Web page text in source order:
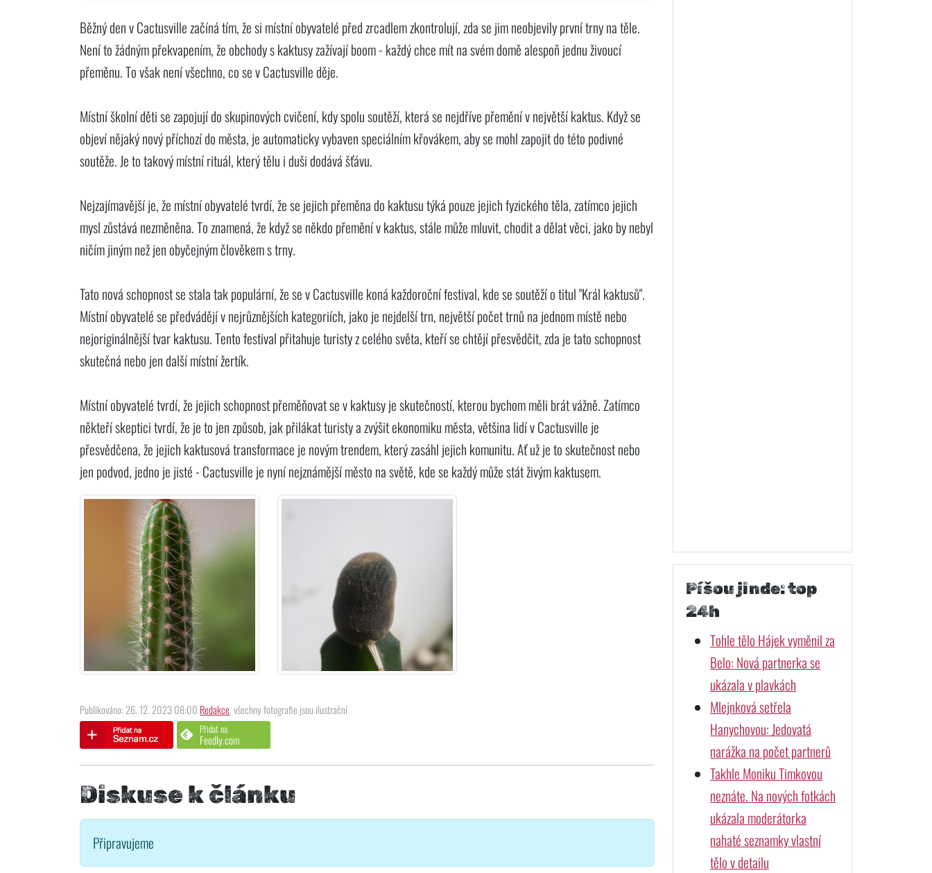
Běžný den v Cactusville začíná tím, že si místní obyvatelé před zrcadlem zkontrolují, zda se jim neobjevily první trny na těle.
Není to žádným překvapením, že obchody s kaktusy zažívají boom - každý chce mít na svém domě alespoň jednu živoucí
přeměnu. To však není všechno, co se v Cactusville děje.
Místní školní děti se zapojují do skupinových cvičení, kdy spolu soutěží, která se nejdříve přemění v největší kaktus. Když se
objeví nějaký nový příchozí do města, je automaticky vybaven speciálním křovákem, aby se mohl zapojit do této podivné
soutěže. Je to takový místní rituál, který tělu i duši dodává šťávu.
Nejzajímavější je, že místní obyvatelé tvrdí, že se jejich přeměna do kaktusu týká pouze jejich fyzického těla, zatímco jejich
mysl zůstává nezměněna. To znamená, že když se někdo přemění v kaktus, stále může mluvit, chodit a dělat věci, jako by nebyl
ničím jiným než jen obyčejným člověkem s trny.
Tato nová schopnost se stala tak populární, že se v Cactusville koná každoroční festival, kde se soutěží o titul "Král kaktusů".
Místní obyvatelé se předvádějí v nejrůznějších kategoriích, jako je nejdelší trn, největší počet trnů na jednom místě nebo
nejoriginálnější tvar kaktusu. Tento festival přitahuje turisty z celého světa, kteří se chtějí přesvědčit, zda je tato schopnost
skutečná nebo jen další místní žertík.
Místní obyvatelé tvrdí, že jejich schopnost přeměňovat se v kaktusy je skutečností, kterou bychom měli brát vážně. Zatímco
někteří skeptici tvrdí, že je to jen způsob, jak přilákat turisty a zvýšit ekonomiku města, většina lidí v Cactusville je
přesvědčena, že jejich kaktusová transformace je novým trendem, který zasáhl jejich komunitu. Ať už je to skutečnost nebo
jen podvod, jedno je jisté - Cactusville je nyní nejznámější město na světě, kde se každý může stát živým kaktusem.
Publikováno: 26. 12. 2023 08:00 Redakce, všechny fotografie jsou ilustrační
Přidat na
Feedly.com
Diskuse k článku
Připravujeme
Píšou jinde: top
24h
Tohle tělo Hájek vyměnil za
Belo: Nová partnerka se
ukázala v plavkách
Mlejnková setřela
Hanychovou: Jedovatá
narážka na počet partnerů
Takhle Moniku Timkovou
neznáte. Na nových fotkách
ukázala moderátorka
nahaté seznamky vlastní
tělo v detailu